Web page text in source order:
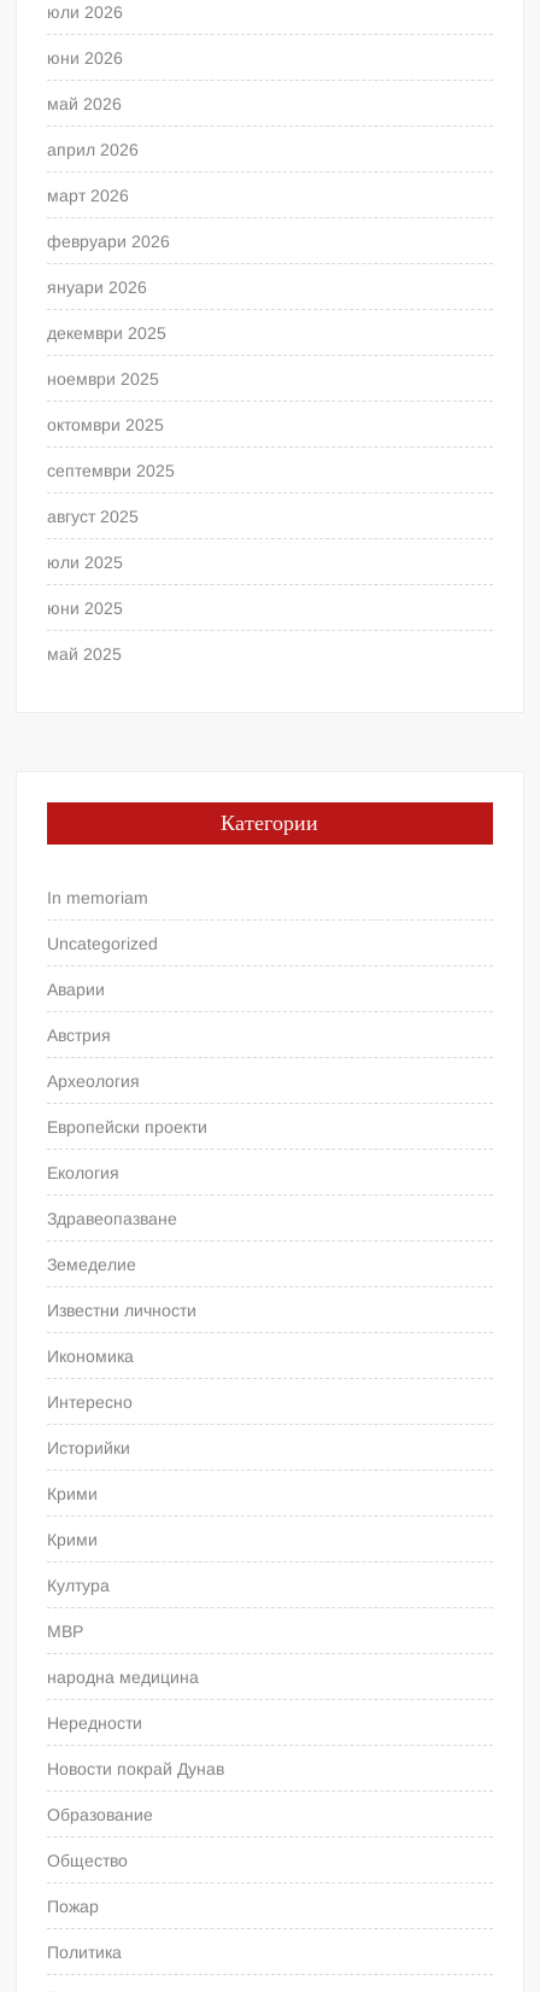
юли 2026
юни 2026
май 2026
април 2026
март 2026
февруари 2026
януари 2026
декември 2025
ноември 2025
октомври 2025
септември 2025
август 2025
юли 2025
юни 2025
май 2025
Категории
In memoriam
Uncategorized
Аварии
Австрия
Археология
Европейски проекти
Екология
Здравеопазване
Земеделие
Известни личности
Икономика
Интересно
Историйки
Крими
Крими
Култура
МВР
народна медицина
Нередности
Новости покрай Дунав
Образование
Общество
Пожар
Политика